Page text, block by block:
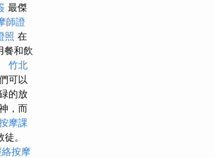
最傑
師證
照 在
餐和飲
竹北
可以
的放
，而
摩課
。
按摩